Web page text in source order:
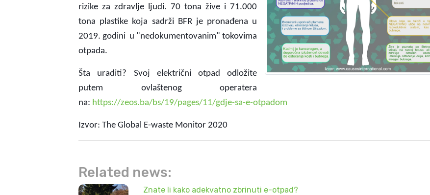
rizike za zdravlje ljudi. 70 tona žive i 71.000
tona plastike koja sadrži BFR je pronađena u
2019. godini u "nedokumentovanim" tokovima
otpada.
Šta uraditi? Svoj električni otpad odložite
putem ovlaštenog operatera
na: https://zeos.ba/bs/19/pages/11/gdje-sa-e-otpadom
Izvor: The Global E-waste Monitor 2020
Related news:
Znate li kako adekvatno zbrinuti e-otpad?